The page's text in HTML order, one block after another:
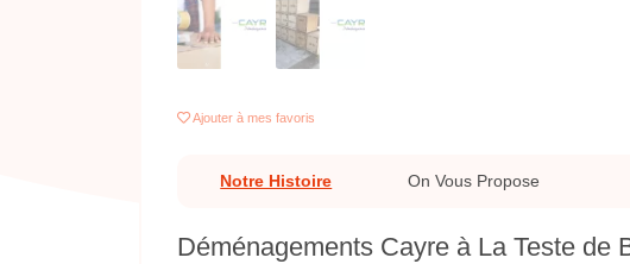
Ajouter à mes favoris
Notre Histoire On Vous Propose
Déménagements Cayre à La Teste de